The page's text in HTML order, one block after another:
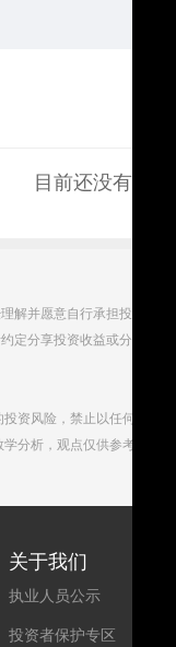
目前还没有评论
解并愿意自行承担投资服
定分享投资收益或分担投
资风险，禁止以任何方式
分析，观点仅供参考。股
关于我们
执业人员公示
投资者保护专区